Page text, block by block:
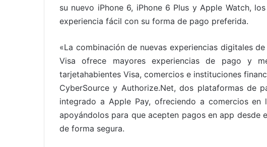
su nuevo iPhone 6, iPhone 6 Plus y Apple Watch,
experiencia fácil con su forma de pago preferida.
«La combinación de nuevas experiencias digitales
Visa ofrece mayores experiencias de pago y
tarjetahabientes Visa, comercios e instituciones
CyberSource y Authorize.Net, dos plataformas de
integrado a Apple Pay, ofreciendo a comercios
apoyándolos para que acepten pagos en app desde
de forma segura.